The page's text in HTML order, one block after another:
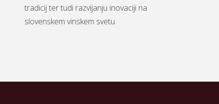
tradicij ter tudi razvijanju inovaciji na
slovenskem vinskem svetu.